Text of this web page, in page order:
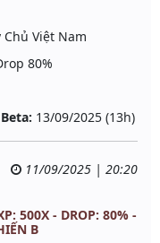
Chủ Việt Nam
80%
13/09/2025 (13h)
11/09/2025 | 20:20
500X - DROP: 80% -
B